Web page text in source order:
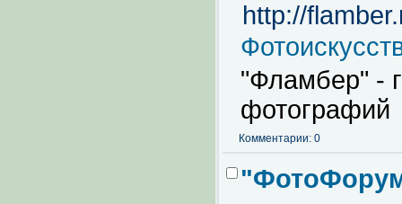
http://
"Фламбер" -
фотографий
Комментарии: 0